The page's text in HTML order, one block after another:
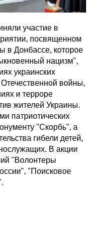
участие в
посвященном
в Донбассе, которое
нацизм",
украинских
войны,
и терроре
жителей Украины.
патриотических
"Скорбь", а
гибели детей,
В акции
"Волонтеры
"Поисковое